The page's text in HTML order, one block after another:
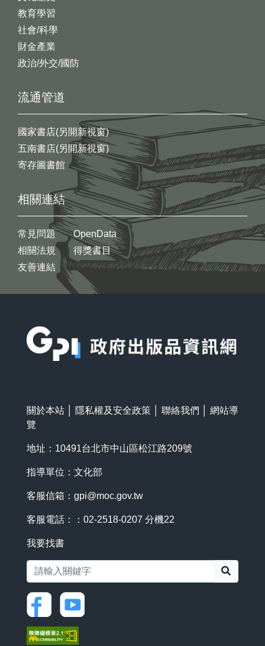
教育學習
社會/科學
財金產業
政治/外交/國防
流通管道
國家書店(另開新視窗)
五南書店(另開新視窗)
寄存圖書館
相關連結
常見問題
相關法規
友善連結
OpenData
得獎書目
關於本站 隱私權及安全政策 聯絡我們
網站導
覽
地址：10491台北市中山區松江路209號
指導單位：文化部
客服信箱： gpi@moc.gov.tw
客服電話：：02-2518-0207 分機22
我要找書